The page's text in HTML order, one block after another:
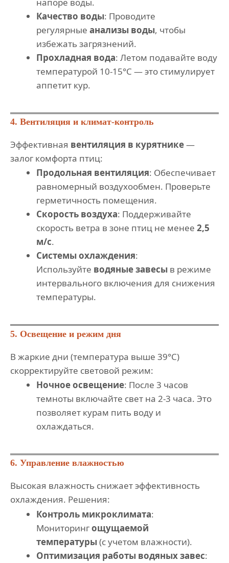
Качество воды: Проводите
регулярные анализы воды, чтобы
избежать загрязнений.
Прохладная вода: Летом подавайте воду
температурой 10-15°C — это стимулирует
аппетит кур.
4. Вентиляция и климат-контроль
Эффективная вентиляция в курятнике—
залог комфорта птиц:
Продольная вентиляция: Обеспечивает
равномерный воздухообмен. Проверьте
герметичность помещения.
Скорость воздуха: Поддерживайте
скорость ветра в зоне птиц не менее 2,5
м/с.
Системы охлаждения:
Используйте водяные завесы в режиме
интервального включения для снижения
температуры.
5. Освещение и режим дня
В жаркие дни (температура выше 39°C)
скорректируйте световой режим:
Ночное освещение: После 3 часов
темноты включайте свет на 2-3 часа. Это
позволяет курам пить воду и
охлаждаться.
6. Управление влажностью
Высокая влажность снижает эффективность
охлаждения. Решения:
Контроль микроклимата:
Мониторингощущаемой
температуры (с учетом влажности).
Оптимизация работы водяных завес: